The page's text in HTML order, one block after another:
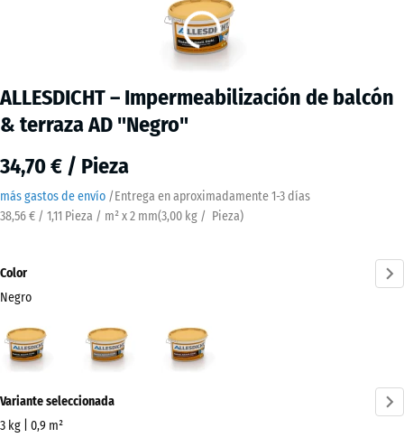
ALLESDICHT – Impermeabilización de balcón
& terraza AD "Negro"
34,70 € / Pieza
más gastos de envío /Entrega en aproximadamente1-3 días
38,56 € / 1,11 Pieza / m² x 2 mm(3,00 kg / Pieza)
Color
Negro
Negro
(active)
información
sobre
Variante seleccionada
3 kg | 0,9 m²